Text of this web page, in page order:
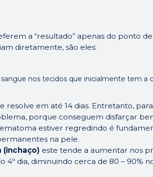
a “resultado” apenas do ponto de
diretamente, são eles:
nos tecidos que inicialmente tem a
resolve em até 14 dias. Entretanto,
porque conseguem disfarçar
estiver regredindo é
na pele.
(inchaço) este tende a aumentar nos
4º dia, diminuindo cerca de 80 – 90%